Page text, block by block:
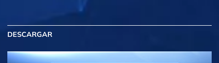
DESCARGAR